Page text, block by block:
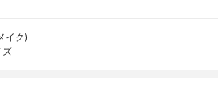
イク)
ズ